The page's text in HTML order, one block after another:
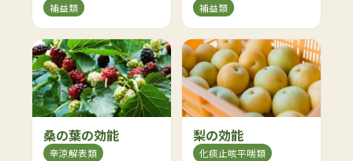
補益類 補益類
桑の葉の効能
辛涼解表類
梨の効能
化痰止咳平喘類